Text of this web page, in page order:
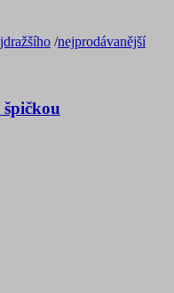
/nejprodávanější